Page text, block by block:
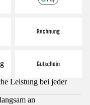
Leistung bei jeder
an